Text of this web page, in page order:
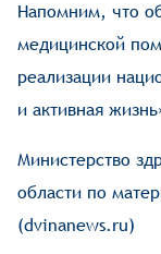
Напомним, что
медицинской
реализации
и активная
Министерство
области по
(dvinanews.ru)